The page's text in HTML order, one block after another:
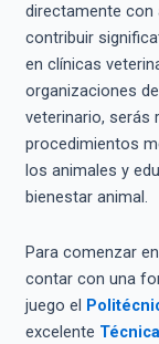
directamente con
contribuir
en clínicas
organizaciones
veterinario, serás
procedimientos
los animales y
bienestar animal.
Para comenzar
contar con una
juego el
excelente